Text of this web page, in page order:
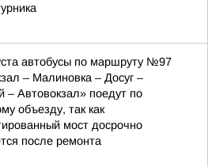
автобусы по маршруту №97
– Малиновка – Досуг –
– Автовокзал» поедут по
объезду, так как
мост досрочно
после ремонта